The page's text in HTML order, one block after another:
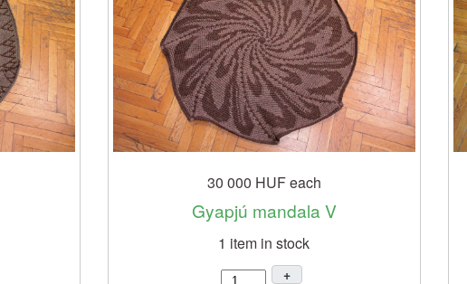
30 000 HUFeach
Gyapjú mandala V
1 item in stock
+